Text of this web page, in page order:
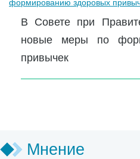
В Совете при
новые меры по
привычек
Мнение